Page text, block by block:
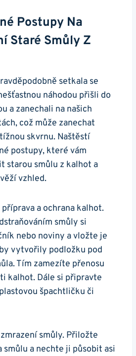
Postupy Na
Staré Smůly Z
setkala se
náhodou přišli do
a zanechali na našich
což může zanechat
skvrnu. Naštěstí
postupy, které vám
starou smůlu z kalhot a
vzhled.
a ochrana kalhot.
smůly si
nebo noviny a vložte je
vytvořily podložku pod
Tím zamezíte přenosu
kalhot. Dále si připravte
špachtličku či
smůly. Přiložte
smůlu a nechte ji působit asi